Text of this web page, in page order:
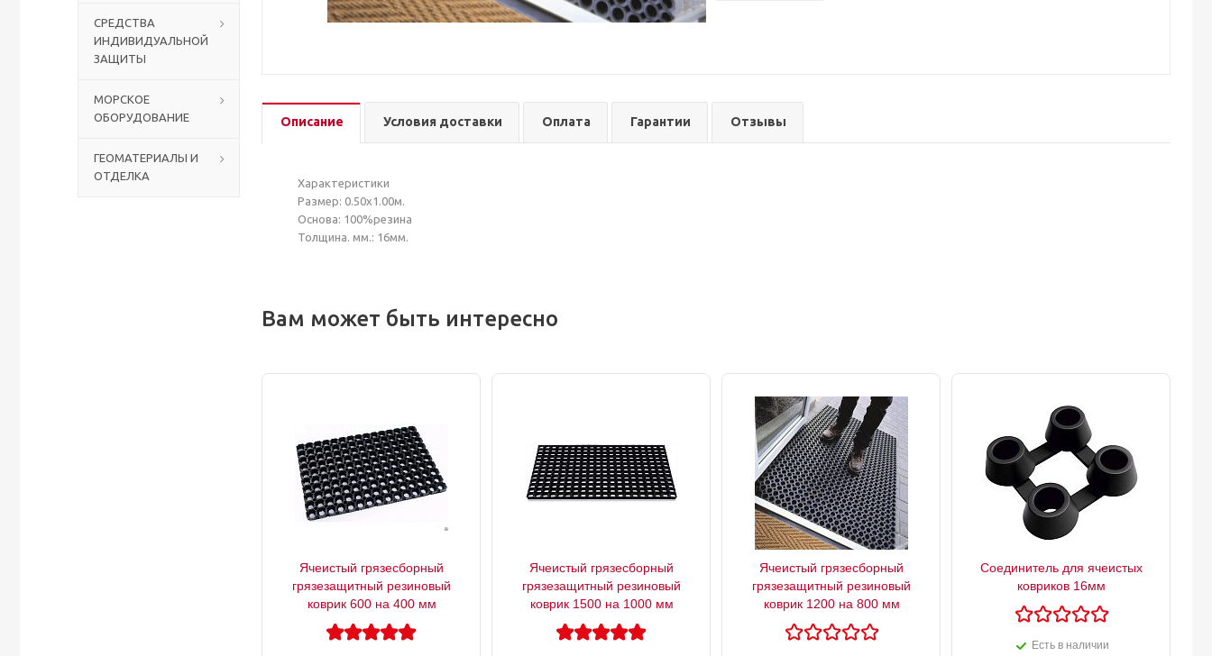
СРЕДСТВА
ИНДИВИДУАЛЬНОЙ
ЗАЩИТЫ
МОРСКОЕ
ОБОРУДОВАНИЕ
ГЕОМАТЕРИАЛЫ И
ОТДЕЛКА
Описание Условия доставки Оплата Гарантии Отзывы
Характеристики
Размер: 0.50х1.00м.
Основа: 100%резина
Толщина. мм.: 16мм.
Вам может быть интересно
Ячеистый грязесборный
грязезащитный резиновый
коврик 600 на 400 мм
Ячеистый грязесборный
грязезащитный резиновый
коврик 1500 на 1000 мм
Ячеистый грязесборный
грязезащитный резиновый
коврик 1200 на 800 мм
Соединитель для ячеистых
ковриков 16мм
Есть в наличии
Столы с лавками
Биометрические терминалы
Аккумуляторы аккумуляторные батареи для ИБП